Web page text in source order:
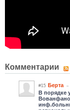
Комментарии
#15 Берта
В порядке